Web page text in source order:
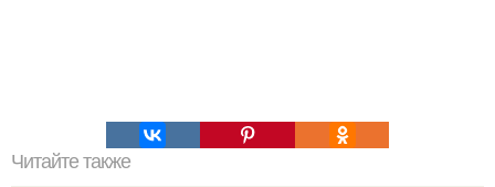
Читайте также